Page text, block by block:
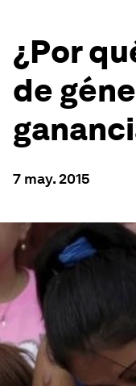
¿Por
de
7 may. 2015